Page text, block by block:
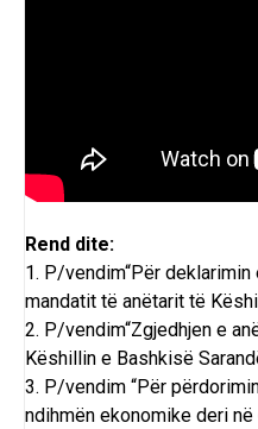
Rend dite:
1. P/vendim“Për
mandatit të anëtarit të
2. P/vendim“Zgjedhjen e
Këshillin e Bashkisë
3. P/vendim “Për
ndihmën ekonomike deri në